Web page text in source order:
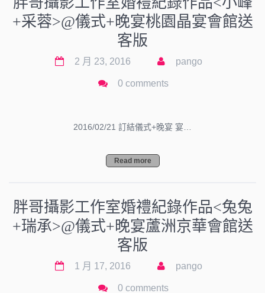
+采蓉>@儀式+晚宴桃園晶宴會館送
客版
2 月 23, 2016 pango
0 comments
2016/02/21 訂結儀式+晚宴 宴…
Read more
胖哥攝影工作室婚禮紀錄作品<兔兔
+瑞承>@儀式+晚宴蘆洲京華會館送
客版
1 月 17, 2016 pango
0 comments